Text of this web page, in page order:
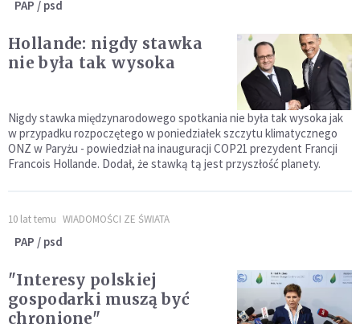
PAP / psd
Hollande: nigdy stawka
nie była tak wysoka
Nigdy stawka międzynarodowego spotkania nie była tak wysoka jak
w przypadku rozpoczętego w poniedziałek szczytu klimatycznego
ONZ w Paryżu - powiedział na inauguracji COP21 prezydent Francji
Francois Hollande. Dodał, że stawką tą jest przyszłość planety.
10 lat temu WIADOMOŚCI ZE ŚWIATA
PAP / psd
"Interesy polskiej
gospodarki muszą być
chronione"